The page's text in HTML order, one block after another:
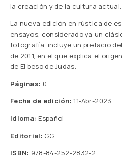
la creación y de la cultura actual.
La nueva edición en rústica de
ensayos, considerado ya un
fotografía, incluye un prefacio
de 2011, en el que explica el
de El beso de Judas.
Páginas: 0
Fecha de edición: 11-Abr-2023
Idioma: Español
Editorial: GG
ISBN: 978-84-252-2832-2